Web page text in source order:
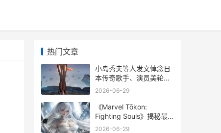
热门文章
小岛秀夫等人发文悼念日
本传奇歌手、演员美轮明
宏，其曾为《幽灵公主》
岁。 小岛秀夫的地位
2026-06-29
《Marvel Tōkon:
Fighting Souls》揭秘最
后 3 位可玩人物，
2026-06-29